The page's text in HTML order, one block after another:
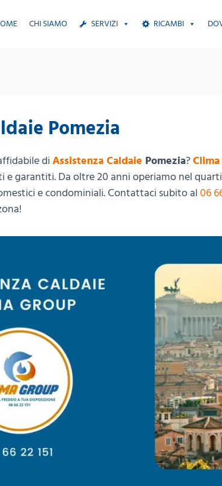
CHI SIAMO SERVIZI RICAMBI
Pomezia
di Assistenza Caldaie Pomezia?
garantiti. Da oltre 20 anni operiamo nel
e condominiali. Contattaci subito al 06